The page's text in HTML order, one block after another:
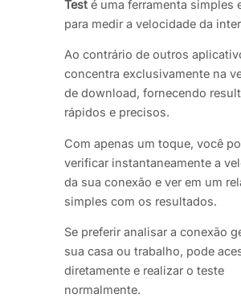
Test é uma ferramenta simples
para medir a velocidade da
Ao contrário de outros
concentra exclusivamente na
de download, fornecendo
rápidos e precisos.
Com apenas um toque, você
verificar instantaneamente a
da sua conexão e ver em um
simples com os resultados.
Se preferir analisar a conexão
sua casa ou trabalho, pode
diretamente e realizar o teste
normalmente.